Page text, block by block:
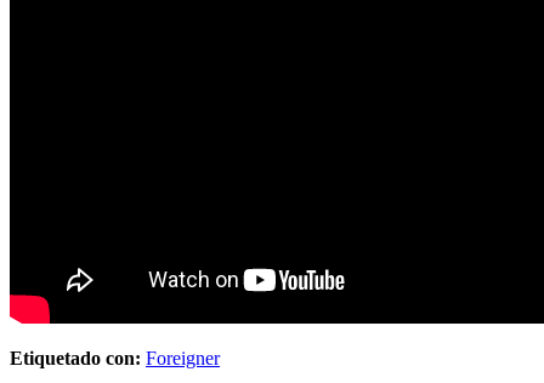
Etiquetado con: Foreigner